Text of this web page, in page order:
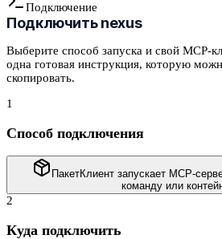
Подключение
Подключитьnexus
Выберите способ запуска и свой MCP-
одна готовая инструкция, которую
скопировать.
1
Способ подключения
ПакетКлиент запускает MCP-
команду или
2
Куда подключить